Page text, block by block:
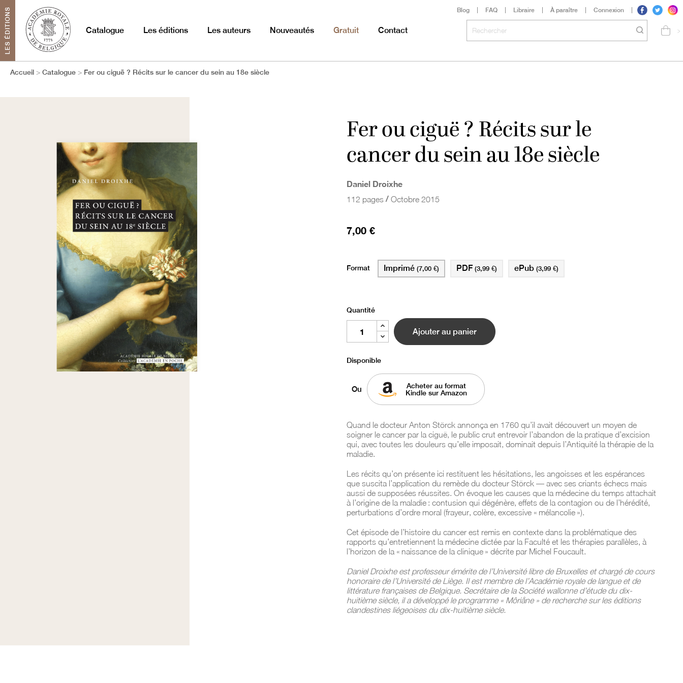
Blog FAQ Libraire À paraître Connexion
LES ÉDITIONS Catalogue Les éditions Les auteurs Nouveautés Gratuit Contact >
Accueil Catalogue Fer ou ciguë ? Récits sur le cancer du sein au 18e siècle
Fer ou ciguë ? Récits sur le
cancer du sein au 18e siècle
Daniel Droixhe
112 pages / Octobre 2015
7,00 €
Format Imprimé (7,00 €) ePub (3,99 €)
PDF (3,99 €)
Quantité
Ajouter au panier
Disponible
Ou
Acheter au format
Kindle sur Amazon
Quand le docteur Anton Störck annonça en 1760 qu’il avait découvert un moyen de
soigner le cancer par la ciguë, le public crut entrevoir l’abandon de la pratique d’excision
qui, avec toutes les douleurs qu’elle imposait, dominait depuis l’Antiquité la thérapie de la
maladie.
Les récits qu’on présente ici restituent les hésitations, les angoisses et les espérances
que suscita l’application du remède du docteur Störck — avec ses criants échecs mais
aussi de supposées réussites. On évoque les causes que la médecine du temps attachait
à l’origine de la maladie : contusion qui dégénère, effets de la contagion ou de l’hérédité,
perturbations d’ordre moral (frayeur, colère, excessive « mélancolie »).
Cet épisode de l’histoire du cancer est remis en contexte dans la problématique des
rapports qu’entretiennent la médecine dictée par la Faculté et les thérapies parallèles, à
l’horizon de la « naissance de la clinique » décrite par Michel Foucault.
Daniel Droixhe est professeur émérite de l’Université libre de Bruxelles et chargé de cours
honoraire de l’Université de Liège. Il est membre de l’Académie royale de langue et de
littérature françaises de Belgique. Secrétaire de la Société wallonne d’étude du dix-
huitième siècle, il a développé le programme « Môriåne » de recherche sur les éditions
clandestines liégeoises du dix-huitième siècle.